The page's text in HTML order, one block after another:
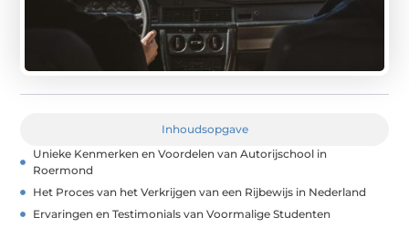
Inhoudsopgave
Unieke Kenmerken en Voordelen van Autorijschool in
Roermond
Het Proces van het Verkrijgen van een Rijbewijs in Nederland
Ervaringen en Testimonials van Voormalige Studenten